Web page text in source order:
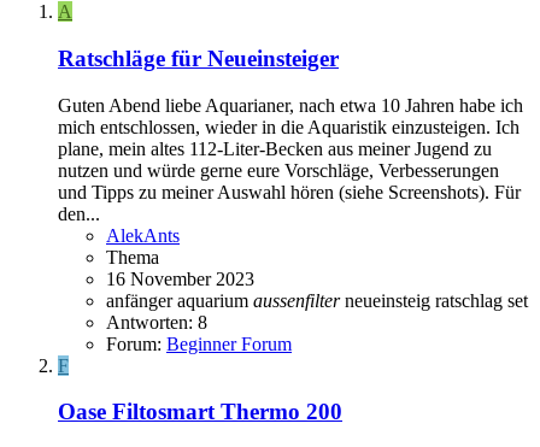
A
Ratschläge für Neueinsteiger
Guten Abend liebe Aquarianer, nach etwa 10 Jahren habe ich
mich entschlossen, wieder in die Aquaristik einzusteigen. Ich
plane, mein altes 112-Liter-Becken aus meiner Jugend zu
nutzen und würde gerne eure Vorschläge, Verbesserungen
und Tipps zu meiner Auswahl hören (siehe Screenshots). Für
den...
AlekAnts
Thema
16 November 2023
anfänger aquarium aussenfilter neueinsteig ratschlag set
Antworten: 8
Forum: Beginner Forum
F
Oase Filtosmart Thermo 200